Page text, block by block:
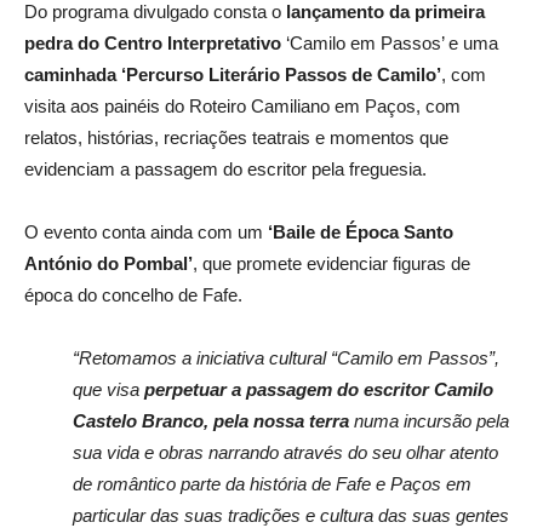
Do programa divulgado consta o lançamento da primeira
pedra do Centro Interpretativo ‘Camilo em Passos’ e uma
caminhada ‘Percurso Literário Passos de Camilo’, com
visita aos painéis do Roteiro Camiliano em Paços, com
relatos, histórias, recriações teatrais e momentos que
evidenciam a passagem do escritor pela freguesia.
O evento conta ainda com um ‘Baile de Época Santo
António do Pombal’, que promete evidenciar figuras de
época do concelho de Fafe.
“Retomamos a iniciativa cultural “Camilo em Passos”,
que visa perpetuar a passagem do escritor Camilo
Castelo Branco, pela nossa terra numa incursão pela
sua vida e obras narrando através do seu olhar atento
de romântico parte da história de Fafe e Paços em
particular das suas tradições e cultura das suas gentes